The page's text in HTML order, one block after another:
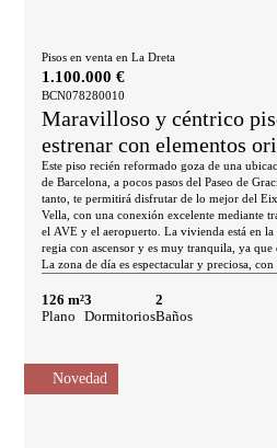
Pisos en venta en La Dreta
1.100.000 €
BCN078280010
Maravilloso y céntrico
estrenar con elementos
Este piso recién reformado goza de una
de Barcelona, a pocos pasos del Paseo de
tanto, te permitirá disfrutar de lo mejor del
Vella, con una conexión excelente mediante
el AVE y el aeropuerto. La vivienda está en la cuarta planta real de una finca
regia con ascensor y es muy tranquila, ya que
La zona de día es espectacular y preciosa, con
Barcelona más tradicional. Tiene dos
despacho. Se comunica con una amplia
electrodomésticos Bosch. La zona de noche tiene 3 dormitorios dobles. La
habitación principal se sitúa al lado del salón
además de acceso a la galería antes
126 m²
Plano
3
Dormitorios
2
Baños
Novedad